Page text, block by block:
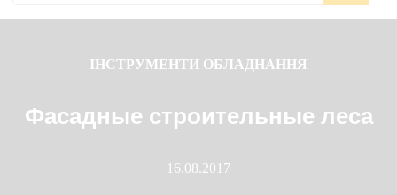
Пошук
ІНСТРУМЕНТИ ОБЛАДНАННЯ
Фасадные строительные леса
16.08.2017